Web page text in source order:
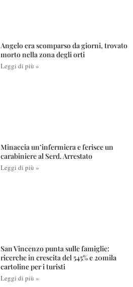
Angelo era scomparso da giorni, trovato
morto nella zona degli orti
Leggi di più »
Minaccia un’infermiera e ferisce un
carabiniere al Serd. Arrestato
Leggi di più »
San Vincenzo punta sulle famiglie:
ricerche in crescita del 545% e 20mila
cartoline per i turisti
Leggi di più »